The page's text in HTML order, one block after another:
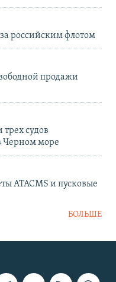
российским флотом
продажи
судов
Черном море
ATACMS и пусковые
БОЛЬШЕ